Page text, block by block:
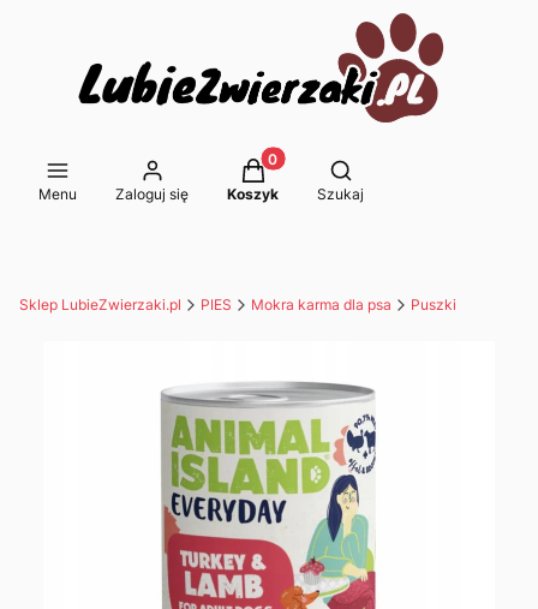
Menu Zaloguj się
Produkty w koszyku: 0. Zobacz
Koszyk
Otwórz wyszukiwarkę
Szukaj
Sklep LubieZwierzaki.pl PIES Mokra karma dla psa Puszki